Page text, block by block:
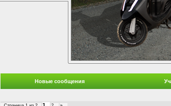
Новые сообщения